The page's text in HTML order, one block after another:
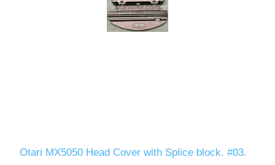
Otari MX5050 Head Cover with Splice block. #03.